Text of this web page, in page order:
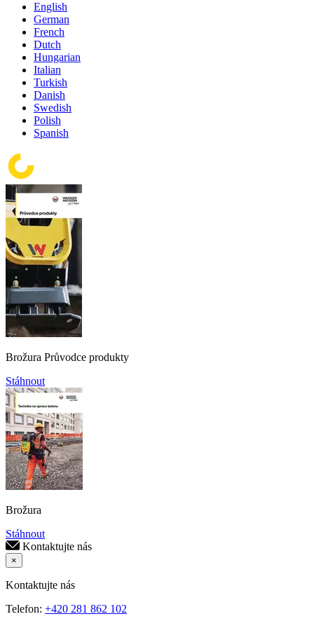
English
German
French
Dutch
Hungarian
Italian
Turkish
Danish
Swedish
Polish
Spanish
Brožura Průvodce produkty
Stáhnout
Brožura
Stáhnout
Kontaktujte nás
×
Kontaktujte nás
Telefon: +420 281 862 102